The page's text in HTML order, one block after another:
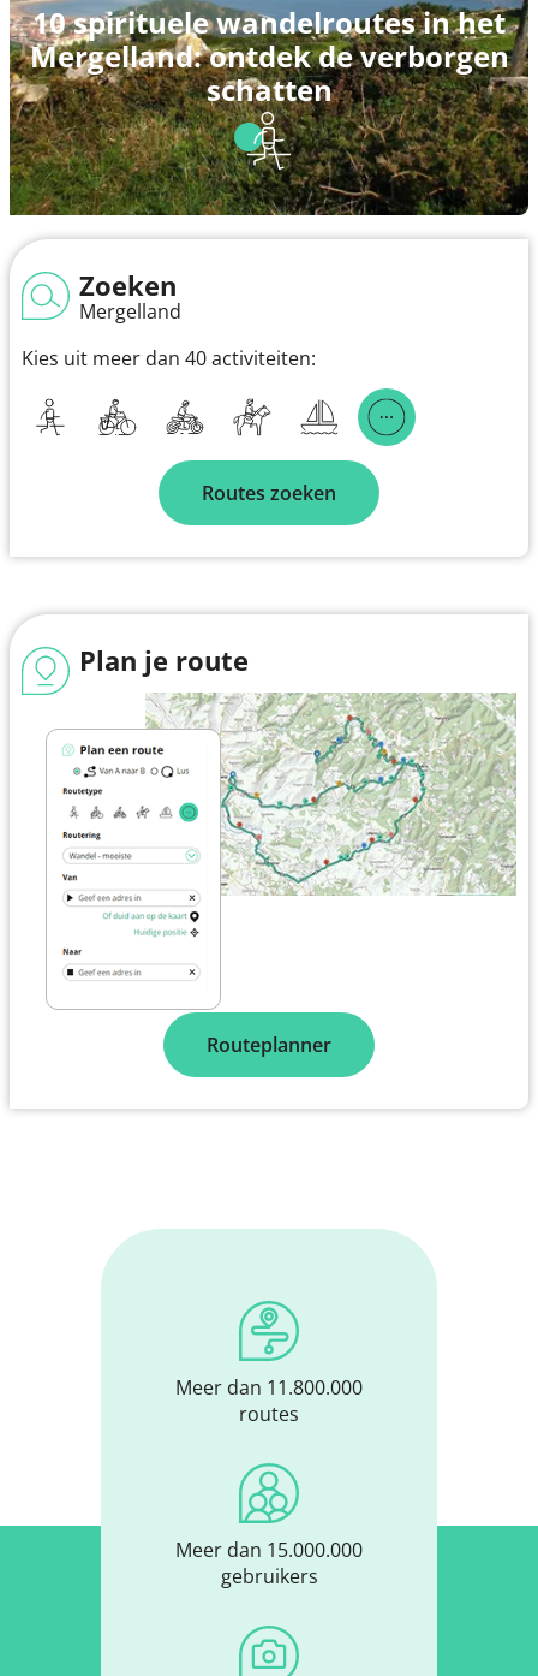
10 spirituele wandelroutes in het
Mergelland: ontdek de verborgen
schatten
Zoeken
Mergelland
Kies uit meer dan 40 activiteiten:
Routes zoeken
Plan je route
Routeplanner
Meer dan 11.800.000
routes
Meer dan 15.000.000
gebruikers